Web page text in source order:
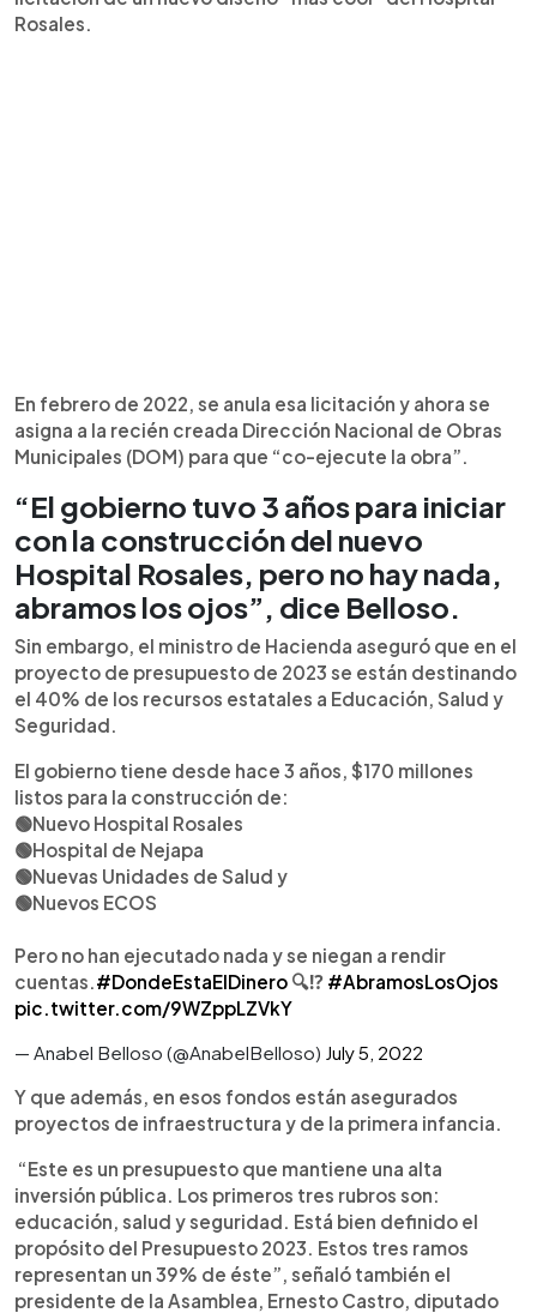
Rosales.
En febrero de 2022, se anula esa licitación y ahora se
asigna a la recién creada Dirección Nacional de Obras
Municipales (DOM) para que “co-ejecute la obra”.
“El gobierno tuvo 3 años para iniciar
con la construcción del nuevo
Hospital Rosales, pero no hay nada,
abramos los ojos”, dice Belloso.
Sin embargo, el ministro de Hacienda aseguró que en el
proyecto de presupuesto de 2023 se están destinando
el 40% de los recursos estatales a Educación, Salud y
Seguridad.
El gobierno tiene desde hace 3 años, $170 millones
listos para la construcción de:
🟢Nuevo Hospital Rosales
🟢Hospital de Nejapa
🟢Nuevas Unidades de Salud y
🟢Nuevos ECOS
Pero no han ejecutado nada y se niegan a rendir
cuentas. #DondeEstaElDinero 🔍⁉️ #AbramosLosOjos
pic.twitter.com/9WZppLZVkY
— Anabel Belloso (@AnabelBelloso) July 5, 2022
Y que además, en esos fondos están asegurados
proyectos de infraestructura y de la primera infancia.
“Este es un presupuesto que mantiene una alta
inversión pública. Los primeros tres rubros son:
educación, salud y seguridad. Está bien definido el
propósito del Presupuesto 2023. Estos tres ramos
representan un 39% de éste”, señaló también el
presidente de la Asamblea, Ernesto Castro, diputado